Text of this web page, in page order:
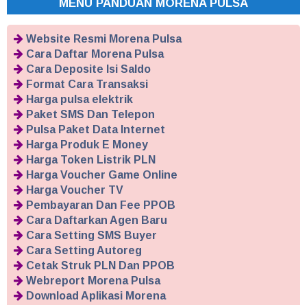
MENU PANDUAN MORENA PULSA
Website Resmi Morena Pulsa
Cara Daftar Morena Pulsa
Cara Deposite Isi Saldo
Format Cara Transaksi
Harga pulsa elektrik
Paket SMS Dan Telepon
Pulsa Paket Data Internet
Harga Produk E Money
Harga Token Listrik PLN
Harga Voucher Game Online
Harga Voucher TV
Pembayaran Dan Fee PPOB
Cara Daftarkan Agen Baru
Cara Setting SMS Buyer
Cara Setting Autoreg
Cetak Struk PLN Dan PPOB
Webreport Morena Pulsa
Download Aplikasi Morena